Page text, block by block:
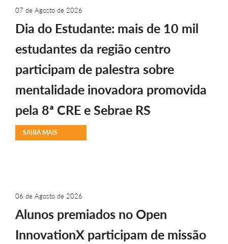
07 de Agosto de 2026
Dia do Estudante: mais de 10 mil
estudantes da região centro
participam de palestra sobre
mentalidade inovadora promovida
pela 8ª CRE e Sebrae RS
SAIBA MAIS
06 de Agosto de 2026
Alunos premiados no Open
InnovationX participam de missão